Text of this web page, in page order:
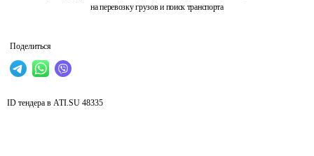
на перевозку грузов и поиск транспорта
Поделиться
ID тендера в ATI.SU 48335